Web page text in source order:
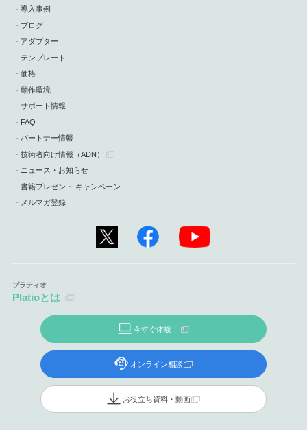
導入事例
ブログ
アダプター
テンプレート
価格
動作環境
サポート情報
FAQ
パートナー情報
技術者向け情報 （ADN）
ニュース・お知らせ
書籍プレゼント キャンペーン
メルマガ登録
Platioとは
今すぐ体験！
オンライン相談
お役立ち資料・動画